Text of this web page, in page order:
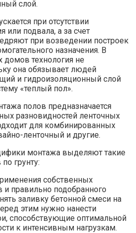
слой.
при отсутствии
или подвала, а за счет
при возведении построек
назначения. В
домов технология не
она обязывает людей
и гидроизоляционный слой
«теплый пол».
полов предназначается
разновидностей ленточных
для комбинированных
ленточный и другие.
монтажа выделяют такие
грунту:
собственных
и правильно подобранного
заливку бетонной смеси на
этим нужно нанести
способствующие оптимальной
к интенсивным нагрузкам.